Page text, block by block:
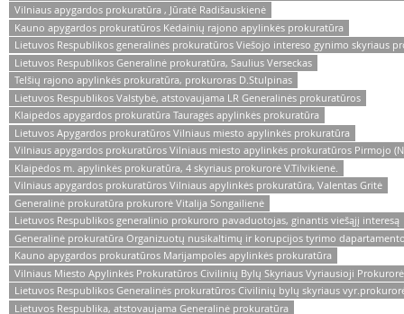
Vilniaus apygardos prokuratūra , Jūratė Radišauskienė
Kauno apygardos prokuratūros Kėdainių rajono apylinkės prokuratūra
Lietuvos Respublikos generalinės prokuratūros Viešojo intereso gynimo skyriaus
Lietuvos Respublikos Generalinė prokuratūra, Saulius Verseckas
Telšių rajono apylinkės prokuratūra, prokuroras D.Stulpinas
Lietuvos Respublikos Valstybė, atstovaujama LR Generalinės prokuratūros
Klaipėdos apygardos prokuratūra Tauragės apylinkės prokuratūra
Lietuvos Apygardos prokuratūros Vilniaus miesto apylinkės prokuratūra
Vilniaus apygardos prokuratūros Vilniaus miesto apylinkės prokuratūros Pirmojo
Klaipėdos m. apylinkės prokuratūra, 4 skyriaus prokurorė V.Tilvikienė.
Vilniaus apygardos prokuratūros Vilniaus apylinkės prokuratūra, Valentas Gritė
Generalinė prokuratūra prokurorė Vitalija Songailienė
Lietuvos Respublikos generalinio prokuroro pavaduotojas, ginantis viešąjį interesą
Generalinė prokuratūra Organizuotų nusikaltimų ir korupcijos tyrimo
Kauno apygardos prokuratūros Marijampolės apylinkės prokuratūra
Vilniaus Miesto Apylinkės Prokuratūros Civilinių Bylų Skyriaus Vyriausioji
Lietuvos Respublikos Generalinės prokuratūros Civilinių bylų skyriaus
Lietuvos Respublika, atstovaujama Generalinė prokuratūra